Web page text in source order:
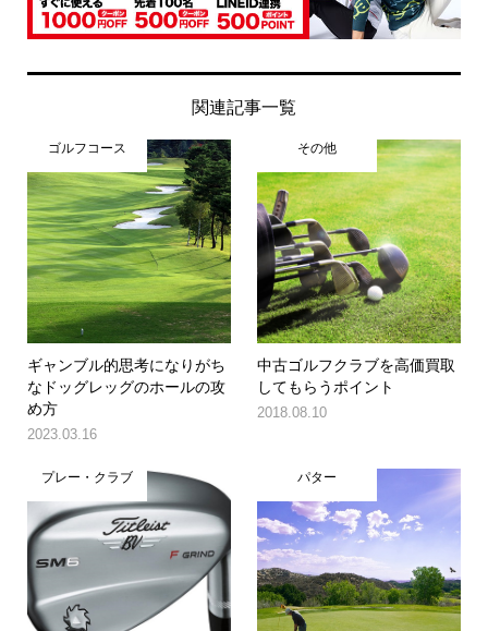
関連記事一覧
ゴルフコース
ギャンブル的思考になりがち
なドッグレッグのホールの攻
め方
2023.03.16
その他
中古ゴルフクラブを高価買取
してもらうポイント
2018.08.10
プレー・クラブ パター